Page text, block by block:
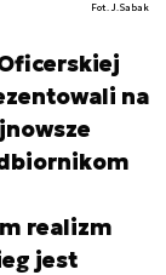
Fot. J.Sabak
na
realizm
jest